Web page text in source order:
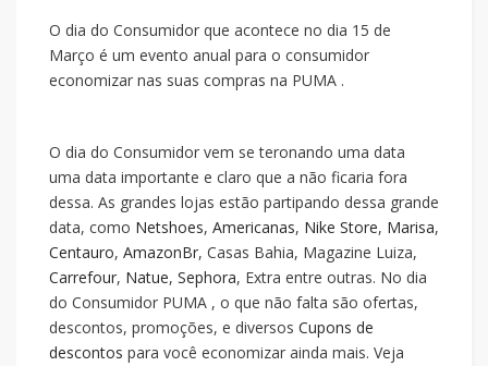
O dia do Consumidor que acontece no dia 15 de
Março é um evento anual para o consumidor
economizar nas suas compras na PUMA .
O dia do Consumidor vem se teronando uma data
uma data importante e claro que a não ficaria fora
dessa. As grandes lojas estão partipando dessa grande
data, como Netshoes, Americanas, Nike Store, Marisa,
Centauro, AmazonBr, Casas Bahia, Magazine Luiza,
Carrefour, Natue, Sephora, Extra entre outras. No dia
do Consumidor PUMA , o que não falta são ofertas,
descontos, promoções, e diversos Cupons de
descontos para você economizar ainda mais. Veja